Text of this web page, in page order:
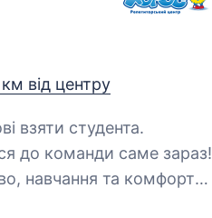
від центру
взяти студента.
до команди саме зараз!
навчання та комфортно